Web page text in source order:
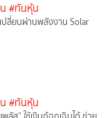
#ทันหุ้น
ลี่ยนผ่านพลังงาน Solar
#ทันหุ้น